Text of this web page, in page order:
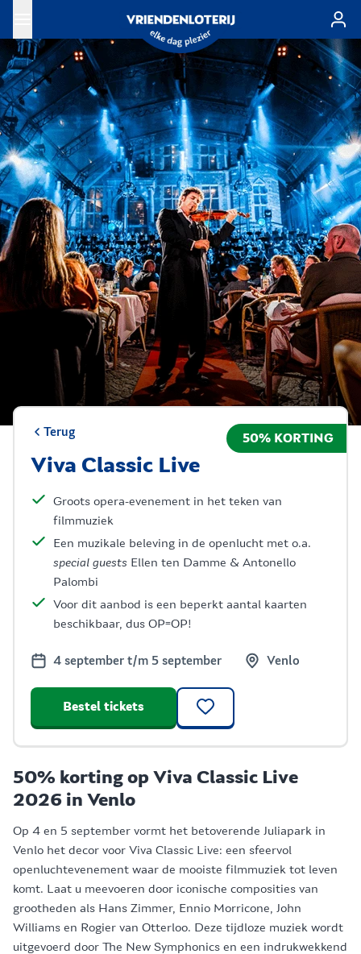
Ga naar de hoofdinhoud
Terug
Viva Classic Live
50% KORTING
Groots opera-evenement in het teken van
filmmuziek
Een muzikale beleving in de openlucht met o.a.
special guests Ellen ten Damme & Antonello
Palombi
Voor dit aanbod is een beperkt aantal kaarten
beschikbaar, dus OP=OP!
4 september t/m 5 september Venlo
Bestel tickets
50% korting op Viva Classic Live
2026 in Venlo
Op 4 en 5 september vormt het betoverende Juliapark in
Venlo het decor voor Viva Classic Live: een sfeervol
openluchtevenement waar de mooiste filmmuziek tot leven
komt. Laat u meevoeren door iconische composities van
grootheden als Hans Zimmer, Ennio Morricone, John
Williams en Rogier van Otterloo. Deze tijdloze muziek wordt
uitgevoerd door The New Symphonics en een indrukwekkend